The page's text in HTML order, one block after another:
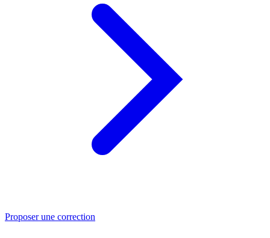
Proposer une correction